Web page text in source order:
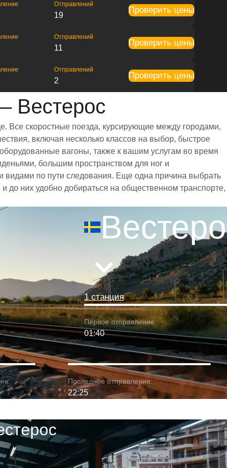
Отправлений
19
Проверить цены
Отправлений
11
Проверить цены
Отправлений
2
Проверить цены
Вестерос
Все скоростные поезда, курсирующие между городами,
включая несколько классов на выбор, быстрое
вагоны, также к вашим услугам во время
большим пространством для ног и
по пути следования. Еще одна причина выбрать
до них удобно добираться на общественном транспорте,
1 станция
Первое отправление:
01:40
Последнее отправление:
22:25